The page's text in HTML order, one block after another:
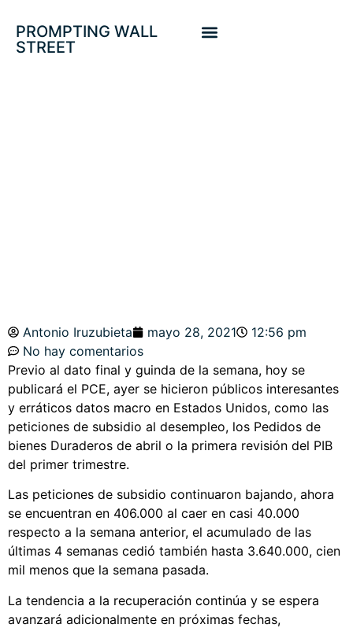
PROMPTING WALL
STREET
Antonio Iruzubieta mayo 28, 2021
12:56 pm
No hay comentarios
Previo al dato final y guinda de la semana, hoy se
publicará el PCE, ayer se hicieron públicos interesantes
y erráticos datos macro en Estados Unidos, como las
peticiones de subsidio al desempleo, los Pedidos de
bienes Duraderos de abril o la primera revisión del PIB
del primer trimestre.
Las peticiones de subsidio continuaron bajando, ahora
se encuentran en 406.000 al caer en casi 40.000
respecto a la semana anterior, el acumulado de las
últimas 4 semanas cedió también hasta 3.640.000, cien
mil menos que la semana pasada.
La tendencia a la recuperación continúa y se espera
avanzará adicionalmente en próximas fechas,